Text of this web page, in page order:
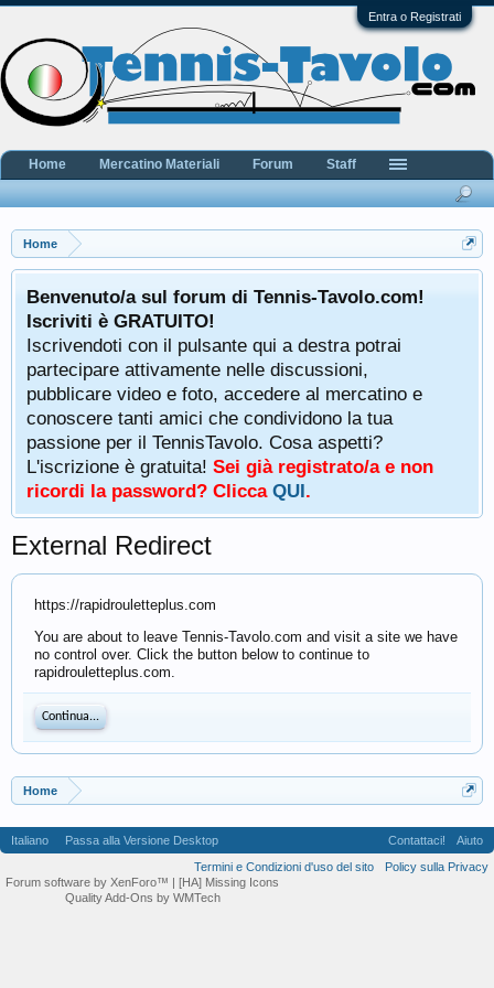
Entra o Registrati
Home
Benvenuto/a sul forum di Tennis-Tavolo.com!
Iscriviti è GRATUITO!
Iscrivendoti con il pulsante qui a destra potrai
partecipare attivamente nelle discussioni,
pubblicare video e foto, accedere al mercatino e
conoscere tanti amici che condividono la tua
passione per il TennisTavolo. Cosa aspetti?
L'iscrizione è gratuita! Sei già registrato/a e non
ricordi la password? Clicca QUI.
External Redirect
https://rapidrouletteplus.com
You are about to leave Tennis-Tavolo.com and visit a site we have
no control over. Click the button below to continue to
rapidrouletteplus.com.
Continua...
Home
Home Mercatino Materiali Forum Staff
Italiano Passa alla Versione Desktop Contattaci!
Aiuto
Termini e Condizioni d'uso del sito
Policy sulla Privacy
Forum software by XenForo™ | [HA] Missing Icons
Quality Add-Ons by WMTech